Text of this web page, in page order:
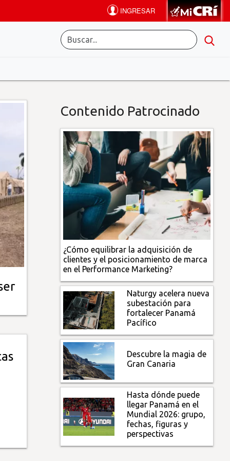
Contenido Patrocinado
¿Cómo equilibrar la adquisición de
clientes y el posicionamiento de marca
en el Performance Marketing?
Naturgy acelera nueva
subestación para
fortalecer Panamá
Pacífico
Descubre la magia de
Gran Canaria
Hasta dónde puede
llegar Panamá en el
Mundial 2026: grupo,
fechas, figuras y
perspectivas